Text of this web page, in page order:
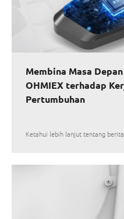
Membina Masa
OHMIEX terhadap
Pertumbuhan
Ketahui lebih lanjut tentang